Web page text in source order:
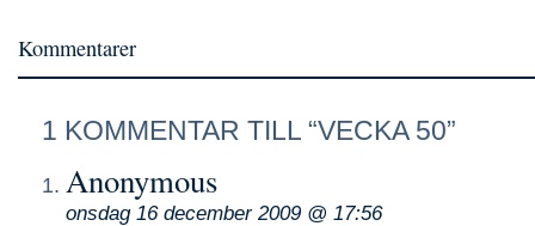
Kommentarer
1 KOMMENTAR TILL “VECKA 50”
Anonymous
onsdag 16 december 2009 @ 17:56